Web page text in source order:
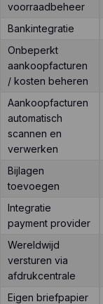
voorraadbeheer
Bankintegratie
Onbeperkt
aankoopfacturen
/ kosten beheren
Aankoopfacturen
automatisch
scannen en
verwerken
Bijlagen
toevoegen
Integratie
payment provider
Wereldwijd
versturen via
afdrukcentrale
Eigen briefpapier